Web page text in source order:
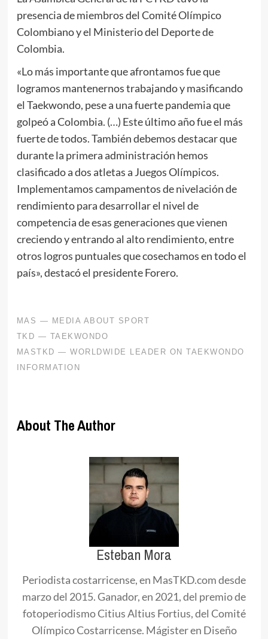
presencia de miembros del Comité Olímpico
Colombiano y el Ministerio del Deporte de
Colombia.
«Lo más importante que afrontamos fue que
logramos mantenernos trabajando y masificando
el Taekwondo, pese a una fuerte pandemia que
golpeó a Colombia. (…) Este último año fue el más
fuerte de todos. También debemos destacar que
durante la primera administración hemos
clasificado a dos atletas a Juegos Olímpicos.
Implementamos campamentos de nivelación de
rendimiento para desarrollar el nivel de
competencia de esas generaciones que vienen
creciendo y entrando al alto rendimiento, entre
otros logros puntuales que cosechamos en todo el
país», destacó el presidente Forero.
About The Author
Esteban Mora
Periodista costarricense, en MasTKD.com desde
marzo del 2015. Ganador, en 2021, del premio de
fotoperiodismo Citius Altius Fortius, del Comité
Olímpico Costarricense. Mágister en Diseño